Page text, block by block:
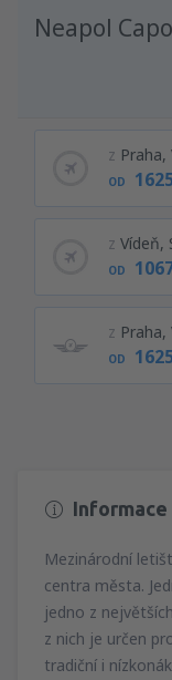
Neapol
z Praha,
OD
z Vídeň,
OD
z Praha,
OD
Informace
Mezinárodní
centra města.
jedno z
z nich je určen
tradiční i